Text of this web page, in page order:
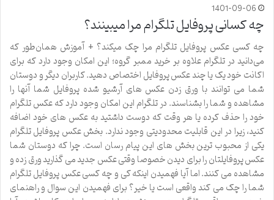
1401-09-06
چه کسانی پروفایل تلگرام مرا میبینند؟
چه کسی عکس پروفایل تلگرام مرا چک میکند؟ + آموزش همان‌طور که
می‌دانید در تلگرام علاوه بر خرید ممبر گروه؛ این امکان وجود دارد که برای
اکانت خود یک یا چند عکس پروفایل اختصاص دهید. کاربران دیگر و دوستان
شما می توانند با ورق زدن عکس های آرشیو شده پروفایل شما آنها را
مشاهده و شما را بشناسند. در تلگرام این امکان وجود دارد که عکس تلگرام
خود را حذف کرده یا هر وقت که دوست داشتید به عکس های خود اضافه
کنید، زیرا در این قابلیت محدودیتی وجود ندارد. بخش عکس پروفایل تلگرام
یکی از محبوب ترین بخش های این پیام رسان است. چرا که دوستان شما
عکس پروفایلتان را برای دیدن خصوصا وقتی عکس جدید می گذارید ورق زده و
مشاهده می کنند. اما آیا فهمیدن اینکه کی و چه کسی عکس پروفایل تلگرام
شما را چک می کند واقعی است یا خیر؟ برای فهمیدن این سوال و راهنمای